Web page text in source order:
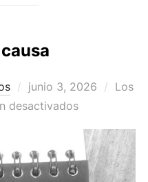
Publicado
el
junio 3, 2026
Los
desactivados